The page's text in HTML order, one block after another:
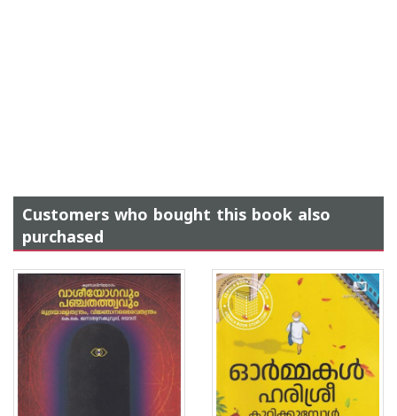
Customers who bought this book also
purchased